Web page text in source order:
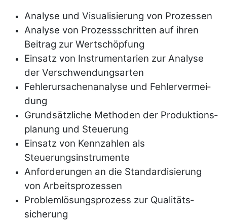
Analyse und Visualisierung von Prozessen
Analyse von Prozessschritten auf ihren
Beitrag zur Wert­schöpfung
Einsatz von Instrumentarien zur Analyse
der Ver­schwen­dungs­arten
Fehlerursachenanalyse und Fehler­vermei­
dung
Grundsätzliche Methoden der Pro­duktions­
planung und Steuerung
Einsatz von Kennzahlen als
Steuerungsinstrumente
Anforderungen an die Standar­disierung
von Arbeits­pro­zes­sen
Problemlösungsprozess zur Qualitäts­
sicherung